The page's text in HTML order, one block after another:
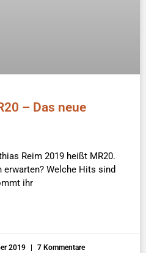
– Das neue
Reim 2019 heißt MR20.
erwarten? Welche Hits sind
ihr
2019 7 Kommentare